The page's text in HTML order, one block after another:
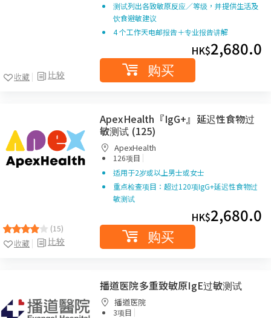
比较
收藏
测试列出各致敏原反应／等级，并提供生活及
饮食避敏建议
4 个工作天电邮报告＋专业报告讲解
HK$2,680.0
购买
(15)
比较
收藏
ApexHealth『IgG+』延迟性食物过
敏测试 (125)
ApexHealth
126项目 |
适用于2岁或以上男士或女士
重点检查项目：超过120项IgG+延迟性食物过
敏测试
HK$2,680.0
购买
播道医院多重致敏原IgE过敏测试
播道医院
3项目 |